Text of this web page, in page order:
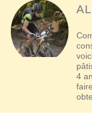
4